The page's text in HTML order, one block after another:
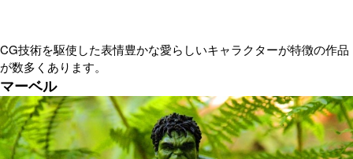
CG技術を駆使した表情豊かな愛らしいキャラクターが特徴の作品
が数多くあります。
マーベル